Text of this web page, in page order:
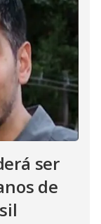
ser
de